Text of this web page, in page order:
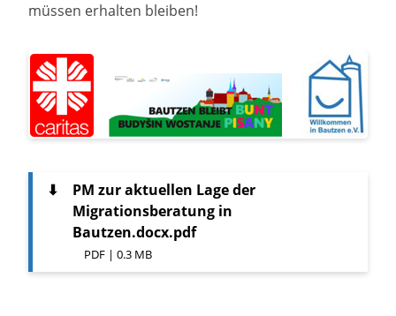
müssen erhalten bleiben!
⬇
PM zur aktuellen Lage der
Migrationsberatung in
Bautzen.docx.pdf
PDF | 0.3 MB